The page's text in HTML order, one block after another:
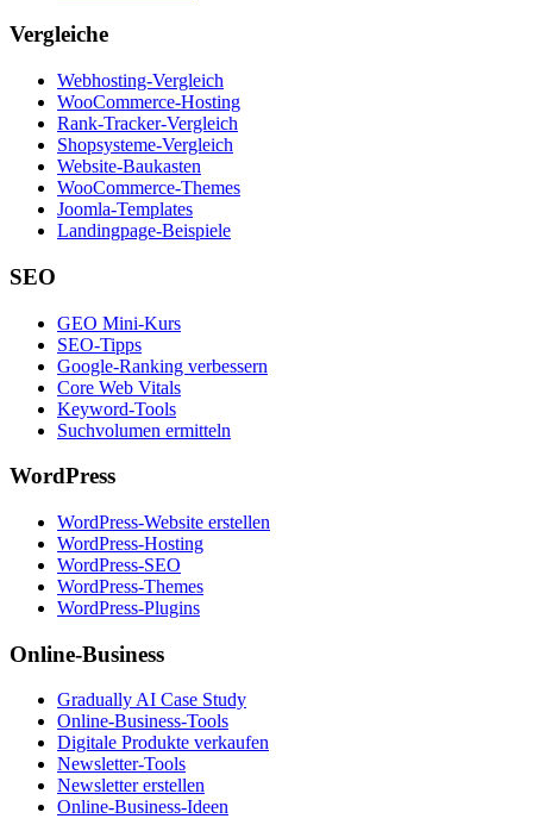
Vergleiche
Webhosting-Vergleich
WooCommerce-Hosting
Rank-Tracker-Vergleich
Shopsysteme-Vergleich
Website-Baukasten
WooCommerce-Themes
Joomla-Templates
Landingpage-Beispiele
SEO
GEO Mini-Kurs
SEO-Tipps
Google-Ranking verbessern
Core Web Vitals
Keyword-Tools
Suchvolumen ermitteln
WordPress
WordPress-Website erstellen
WordPress-Hosting
WordPress-SEO
WordPress-Themes
WordPress-Plugins
Online-Business
Gradually AI Case Study
Online-Business-Tools
Digitale Produkte verkaufen
Newsletter-Tools
Newsletter erstellen
Online-Business-Ideen